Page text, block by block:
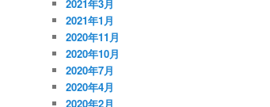
2021年3月
2021年1月
2020年11月
2020年10月
2020年7月
2020年4月
2020年2月